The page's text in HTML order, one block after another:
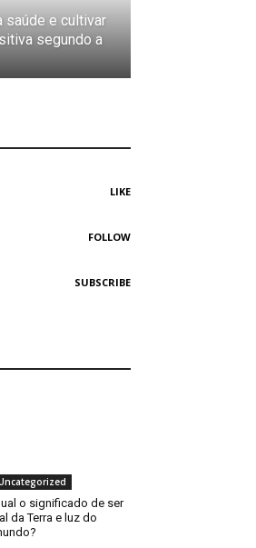
saúde e cultivar
segundo a
LIKE
FOLLOW
SUBSCRIBE
o significado de ser
da Terra e luz do